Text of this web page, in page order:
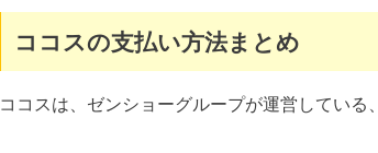
ココスの支払い方法まとめ
ココスは、ゼンショーグループが運営している、